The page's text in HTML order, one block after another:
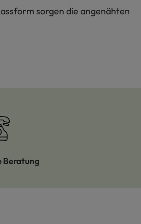
sorgen die angenähten
Beratung